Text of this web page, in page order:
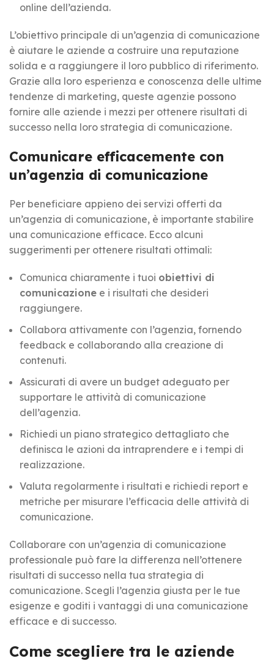
online dell’azienda.
L’obiettivo principale di un’agenzia di comunicazione
è aiutare le aziende a costruire una reputazione
solida e a raggiungere il loro pubblico di riferimento.
Grazie alla loro esperienza e conoscenza delle ultime
tendenze di marketing, queste agenzie possono
fornire alle aziende i mezzi per ottenere risultati di
successo nella loro strategia di comunicazione.
Comunicare efficacemente con
un’agenzia di comunicazione
Per beneficiare appieno dei servizi offerti da
un’agenzia di comunicazione, è importante stabilire
una comunicazione efficace. Ecco alcuni
suggerimenti per ottenere risultati ottimali:
Comunica chiaramente i tuoi obiettivi di
comunicazione e i risultati che desideri
raggiungere.
Collabora attivamente con l’agenzia, fornendo
feedback e collaborando alla creazione di
contenuti.
Assicurati di avere un budget adeguato per
supportare le attività di comunicazione
dell’agenzia.
Richiedi un piano strategico dettagliato che
definisca le azioni da intraprendere e i tempi di
realizzazione.
Valuta regolarmente i risultati e richiedi report e
metriche per misurare l’efficacia delle attività di
comunicazione.
Collaborare con un’agenzia di comunicazione
professionale può fare la differenza nell’ottenere
risultati di successo nella tua strategia di
comunicazione. Scegli l’agenzia giusta per le tue
esigenze e goditi i vantaggi di una comunicazione
efficace e di successo.
Come scegliere tra le aziende